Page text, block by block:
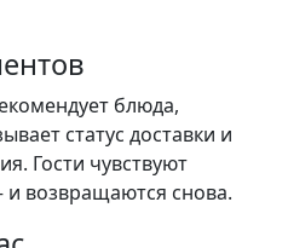
блюда,
статус доставки и
Гости чувствуют
возвращаются снова.